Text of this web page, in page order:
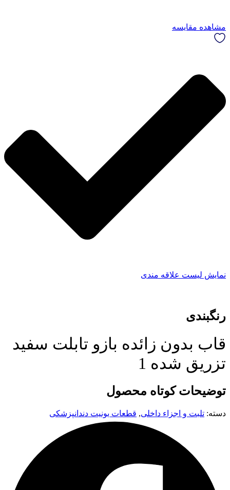
مشاهده مقایسه
نمایش لیست علاقه مندی
رنگبندی
قاب بدون زائده بازو تابلت سفید
تزریق شده 1
توضیحات کوتاه محصول
دسته: تلبت و اجزاء داخلی, قطعات یونیت دندانپزشکی